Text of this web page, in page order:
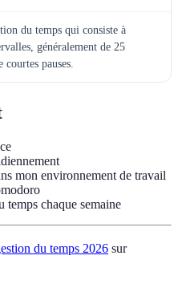
du temps qui consiste à
généralement de 25
pauses.
mon environnement de travail
chaque semaine
du temps 2026 sur